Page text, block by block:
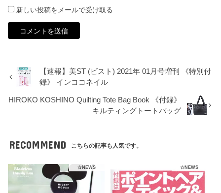
新しい投稿をメールで受け取る
【速報】美ST (ビスト) 2021年 01月号増刊 《特別付
録》 インココネイル
HIROKO KOSHINO Quilting Tote Bag Book 《付録》
キルティングトートバッグ
RECOMMEND こちらの記事も人気です。
☆NEWS ☆NEWS